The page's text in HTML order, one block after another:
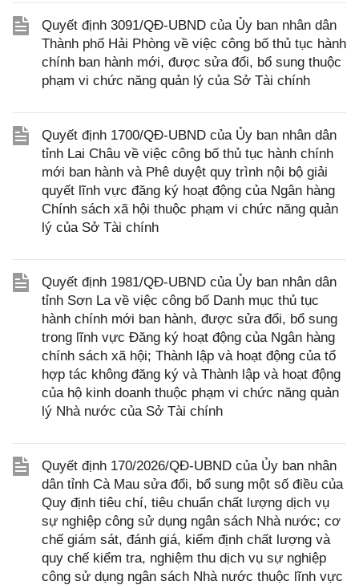
Quyết định 3091/QĐ-UBND của Ủy ban nhân dân
Thành phố Hải Phòng về việc công bố thủ tục hành
chính ban hành mới, được sửa đổi, bổ sung thuộc
phạm vi chức năng quản lý của Sở Tài chính
Quyết định 1700/QĐ-UBND của Ủy ban nhân dân
tỉnh Lai Châu về việc công bố thủ tục hành chính
mới ban hành và Phê duyệt quy trình nội bộ giải
quyết lĩnh vực đăng ký hoạt động của Ngân hàng
Chính sách xã hội thuộc phạm vi chức năng quản
lý của Sở Tài chính
Quyết định 1981/QĐ-UBND của Ủy ban nhân dân
tỉnh Sơn La về việc công bố Danh mục thủ tục
hành chính mới ban hành, được sửa đổi, bổ sung
trong lĩnh vực Đăng ký hoạt động của Ngân hàng
chính sách xã hội; Thành lập và hoạt động của tổ
hợp tác không đăng ký và Thành lập và hoạt động
của hộ kinh doanh thuộc phạm vi chức năng quản
lý Nhà nước của Sở Tài chính
Quyết định 170/2026/QĐ-UBND của Ủy ban nhân
dân tỉnh Cà Mau sửa đổi, bổ sung một số điều của
Quy định tiêu chí, tiêu chuẩn chất lượng dịch vụ
sự nghiệp công sử dụng ngân sách Nhà nước; cơ
chế giám sát, đánh giá, kiểm định chất lượng và
quy chế kiểm tra, nghiệm thu dịch vụ sự nghiệp
công sử dụng ngân sách Nhà nước thuộc lĩnh vực